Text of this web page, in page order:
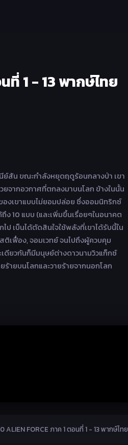
ที่ 1 - 13 พากษ์ไทย
นีย์สัน ขณะกำลังหยุดฤดูร้อนกลางป่า เขา
ยจากอวกาศที่ตกลงมาบนโลก ข้างในนั้น
งเขาแบบไม่ยอมปล่อย ซึ่งออมนิทริกซ์
ง 10 แบบ (และเพิ่มขึ้นเรื่อยๆในอนาคต
เบ็นได้ตัดสินใจใช้พลังที่เขาได้รับนี้ใน
เฟื่อง, จอมเวทย์ จนไปถึงผู้ควบคุม
ดียวกันก็มีมนุษย์ต่างดาวนามวิวแก็กซ์
ายบนโลกและวายร้ายจากนอกโลก
ALIEN FORCE ภาค 1 ตอนที่ 1 - 13 พากษ์ไทย